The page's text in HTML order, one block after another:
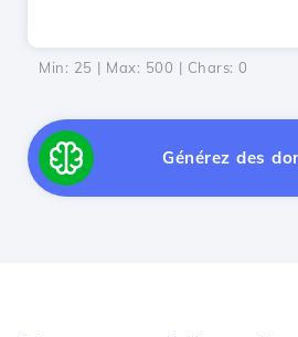
Min: 25 | Max: 500 | Chars: 0
Générez des